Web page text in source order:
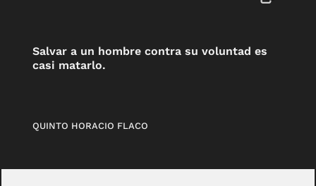
Salvar a un hombre contra su voluntad es
casi matarlo.
QUINTO HORACIO FLACO